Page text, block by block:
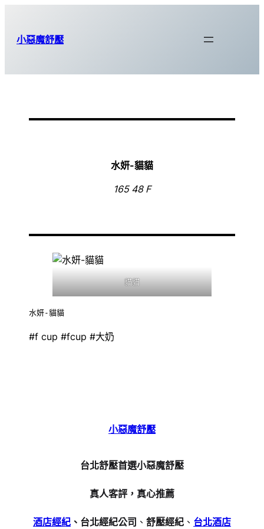
小惡魔舒壓
水妍-貓貓
165 48 F
貓貓
水妍-貓貓
#f cup #fcup #大奶
小惡魔舒壓
台北舒壓首選小惡魔舒壓
真人客評，真心推薦
酒店經紀 、台北經紀公司 、 舒壓經紀 、 台北酒店